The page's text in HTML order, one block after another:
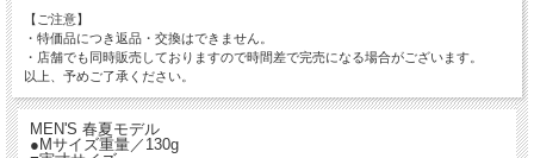
【ご注意】
・特価品につき返品・交換はできません。
・店舗でも同時販売しておりますので時間差で完売になる場合がございます。
以上、予めご了承ください。
MEN'S 春夏モデル
●Mサイズ重量／130g